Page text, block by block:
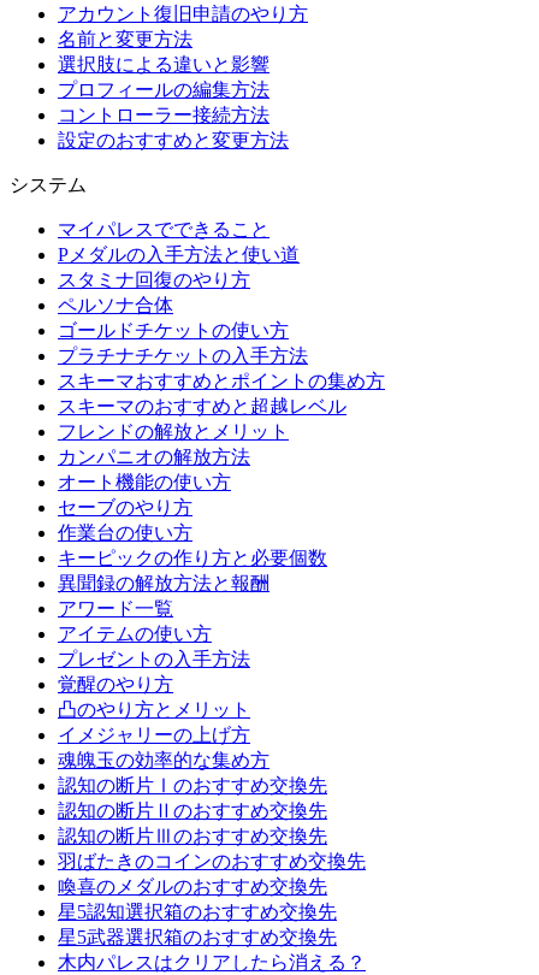
アカウント復旧申請のやり方
名前と変更方法
選択肢による違いと影響
プロフィールの編集方法
コントローラー接続方法
設定のおすすめと変更方法
システム
マイパレスでできること
Pメダルの入手方法と使い道
スタミナ回復のやり方
ペルソナ合体
ゴールドチケットの使い方
プラチナチケットの入手方法
スキーマおすすめとポイントの集め方
スキーマのおすすめと超越レベル
フレンドの解放とメリット
カンパニオの解放方法
オート機能の使い方
セーブのやり方
作業台の使い方
キーピックの作り方と必要個数
異聞録の解放方法と報酬
アワード一覧
アイテムの使い方
プレゼントの入手方法
覚醒のやり方
凸のやり方とメリット
イメジャリーの上げ方
魂魄玉の効率的な集め方
認知の断片Ⅰのおすすめ交換先
認知の断片Ⅱのおすすめ交換先
認知の断片Ⅲのおすすめ交換先
羽ばたきのコインのおすすめ交換先
喚喜のメダルのおすすめ交換先
星5認知選択箱のおすすめ交換先
星5武器選択箱のおすすめ交換先
木内パレスはクリアしたら消える？